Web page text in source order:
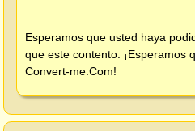
Esperamos que usted haya
que este contento. ¡Esperamos
Convert-me.Com!